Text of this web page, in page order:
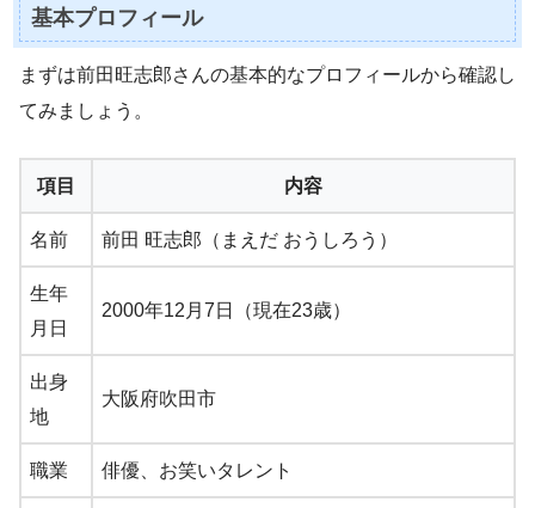
基本プロフィール
まずは前田旺志郎さんの基本的なプロフィールから確認し
てみましょう。
項目 内容
名前 前田 旺志郎（まえだ おうしろう）
生年
月日
2000年12月7日（現在23歳）
出身
地
大阪府吹田市
職業 俳優、お笑いタレント